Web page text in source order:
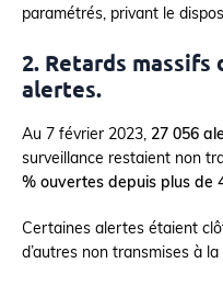
paramétrés, privant le
2. Retards
alertes.
Au 7 février 2023, 27 056
surveillance restaient non
% ouvertes depuis plus de
Certaines alertes étaient
d’autres non transmises à